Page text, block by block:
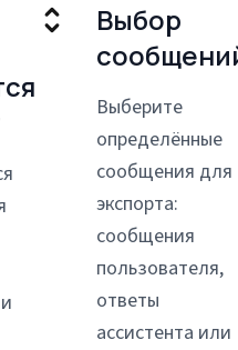
Выбор
Выберите
определённые
сообщения для
экспорта:
сообщения
пользователя,
ответы
ассистента или